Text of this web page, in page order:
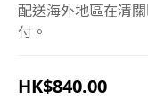
配送海外地區在清
付。
HK$840.00